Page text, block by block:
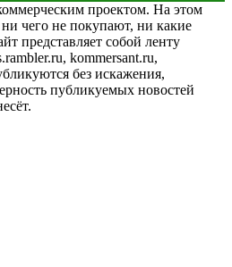
проектом. На этом
чего не покупают, ни какие
представляет собой ленту
kommersant.ru,
без искажения,
публикуемых новостей